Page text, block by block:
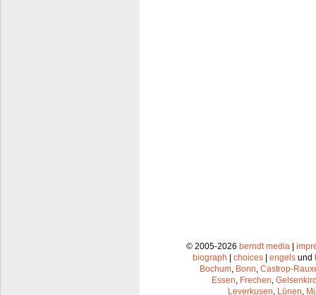
© 2005-2026 berndt media|
biograph
choices engels und
Bochum, Bonn, Castrop-
Essen, Frechen,
Leverkusen, Lünen,